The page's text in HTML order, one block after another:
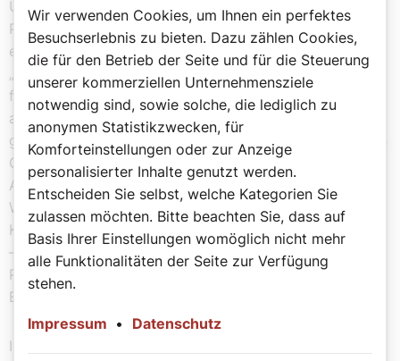
Unsere Seel-Besorgten indes sehen den synodalen
Prozess ganz und gar nicht toxisch – im Gegenteil: Sie
empfehlen gar, die synodale Dialog- und Konfliktkultur
„könnte auch ein zukunftsweisender Beitrag der Kirche
für eine fragmentierte Gesellschaft sein“, wie es zuletzt
auf der Salzburger Pastoraltagung hieß. Wer hätte das
gedacht, dass unsere braven Pastoralen plötzlich in den
Geruch neomarxistischer Umtriebe kommen! Wobei:
Auch hier sollte man sich fragen, was denn die schönen
Worte bedeuten sollen? Wenn das der „Beitrag der
Kirche für eine taumelnde Welt“ sein soll, dann – Pardon
– braucht es uns nicht mehr. Denn das haben moderne
Politikphilosophen schon vor Jahrzehnten unter dem
Begriff „deliberative Demokratie“ präziser formuliert.
In einem hat Pell damit wohl recht: Soll der synodale
Wir verwenden Cookies, um Ihnen ein perfektes
Besuchserlebnis zu bieten. Dazu zählen Cookies,
die für den Betrieb der Seite und für die Steuerung
unserer kommerziellen Unternehmensziele
notwendig sind, sowie solche, die lediglich zu
anonymen Statistikzwecken, für
Komforteinstellungen oder zur Anzeige
personalisierter Inhalte genutzt werden.
Entscheiden Sie selbst, welche Kategorien Sie
zulassen möchten. Bitte beachten Sie, dass auf
Basis Ihrer Einstellungen womöglich nicht mehr
alle Funktionalitäten der Seite zur Verfügung
stehen.
Impressum • Datenschutz